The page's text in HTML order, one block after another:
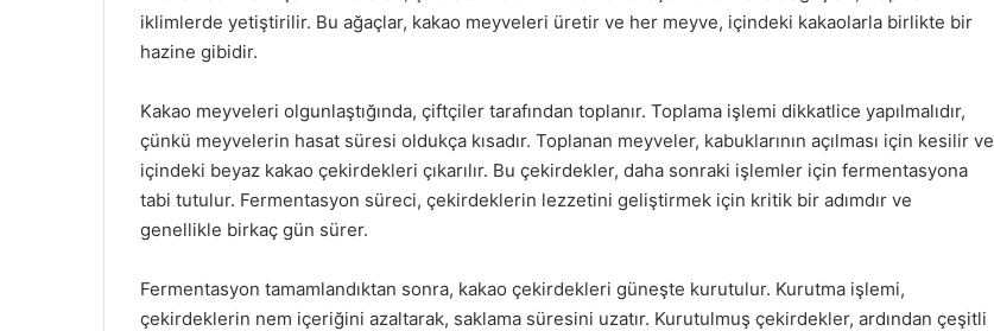
iklimlerde yetiştirilir. Bu ağaçlar, kakao meyveleri üretir ve her meyve, içindeki kakaolarla birlikte bir
hazine gibidir.
Kakao meyveleri olgunlaştığında, çiftçiler tarafından toplanır. Toplama işlemi dikkatlice yapılmalıdır,
çünkü meyvelerin hasat süresi oldukça kısadır. Toplanan meyveler, kabuklarının açılması için kesilir ve
içindeki beyaz kakao çekirdekleri çıkarılır. Bu çekirdekler, daha sonraki işlemler için fermentasyona
tabi tutulur. Fermentasyon süreci, çekirdeklerin lezzetini geliştirmek için kritik bir adımdır ve
genellikle birkaç gün sürer.
Fermentasyon tamamlandıktan sonra, kakao çekirdekleri güneşte kurutulur. Kurutma işlemi,
çekirdeklerin nem içeriğini azaltarak, saklama süresini uzatır. Kurutulmuş çekirdekler, ardından çeşitli